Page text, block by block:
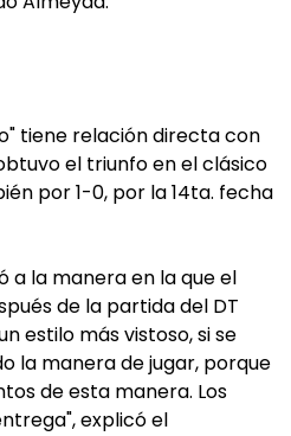
tiene relación directa con
el triunfo en el clásico
por 1-0, por la 14ta. fecha
a la manera en la que el
de la partida del DT
estilo más vistoso, si se
la manera de jugar, porque
de esta manera. Los
explicó el